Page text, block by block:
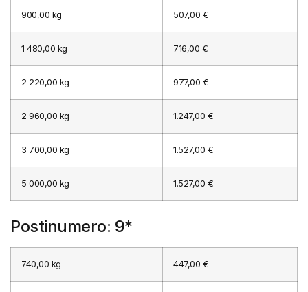
900,00 kg 507,00 €
1 480,00 kg 716,00 €
2 220,00 kg 977,00 €
2 960,00 kg 1.247,00 €
3 700,00 kg 1.527,00 €
5 000,00 kg 1.527,00 €
Postinumero: 9*
740,00 kg 447,00 €